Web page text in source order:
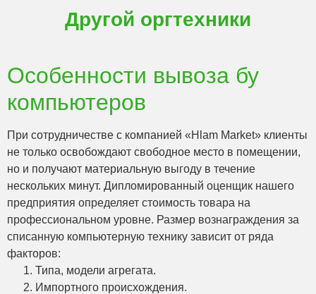
Другой оргтехники
Особенности вывоза бу
компьютеров
При сотрудничестве с компанией «Hlam Market» клиенты
не только освобождают свободное место в помещении,
но и получают материальную выгоду в течение
нескольких минут. Дипломированный оценщик нашего
предприятия определяет стоимость товара на
профессиональном уровне. Размер вознаграждения за
списанную компьютерную технику зависит от ряда
факторов:
Типа, модели агрегата.
Импортного происхождения.